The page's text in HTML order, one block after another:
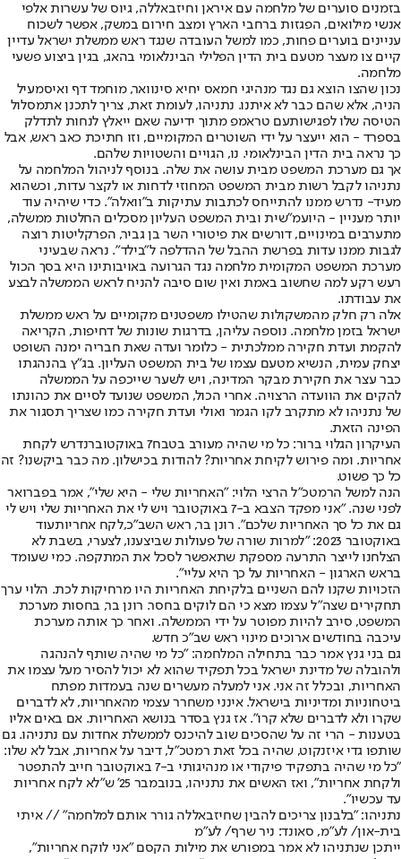
בזמנים סוערים של מלחמה עם איראן וחיזבאללה, גיוס של עשרות אלפי
אנשי מילואים, הפגזות ברחבי הארץ ומצב חירום במשק, אפשר לשכוח
עניינים בוערים פחות, כמו למשל העובדה שנגד ראש ממשלת ישראל עדיין
קיים צו מעצר מטעם בית הדין הפלילי הבינלאומי בהאג, בגין ביצוע פשעי
מלחמה.
נכון שהצו הוצא גם נגד מנהיגי חמאס יחיא סינוואר, מוחמד דף ואיסמעיל
הניה, אלא שהם כבר לא איתנו. נתניהו, לעומת זאת, צריך לתכנן אתמסלול
הטיסה שלו לפגישותעם טראמפ מתוך ידיעה שאם ייאלץ לנחות לתדלק
בספרד - הוא ייעצר על ידי השוטרים המקומיים, וזו חתיכת כאב ראש, אבל
כך נראה בית הדין הבינלאומי. נו, הגויים והשטויות שלהם.
אך גם מערכת המשפט מבית עושה את שלה. בנוסף לניהול המלחמה על
נתניהו לקבל רשות מבית המשפט המחוזי לדחות או לקצר עדות, וכשהוא
מעיד- נדרש ממנו להתייחס לכתבות עתיקות ב"וואלה". כדי שיהיה עוד
יותר מעניין - היועמ"שית ובית המשפט העליון מסכלים החלטות ממשלה,
מתערבים במינויים, דורשים את פיטורי השר בן גביר, הפרקליטות רוצה
לגבות ממנו עדות בפרשת ההבל של ההדלפה ל"בילד". נראה שבעיני
מערכת המשפט המקומית מלחמה נגד הגרועה באויבותינו היא בסך הכול
רעש רקע למה שחשוב באמת ואין שום סיבה להניח לראש הממשלה לבצע
את עבודתו.
אלה רק חלק מהמשקולות שהטילו משפטנים מקומיים על ראש ממשלת
ישראל בזמן מלחמה. נוספה עליהן, בדרגות שונות של דחיפות, הקריאה
להקמת ועדת חקירה ממלכתית - כלומר ועדה שאת חבריה ימנה השופט
יצחק עמית, הנשיא מטעם עצמו של בית המשפט העליון. בג"ץ בהנהגתו
כבר עצר את חקירת מבקר המדינה, ויש לשער שייכפה על הממשלה
להקים את הוועדה הרצויה. אחרי הכול, המשפט שנועד לסיים את כהונתו
של נתניהו לא מתקרב לקו הגמר ואולי ועדת חקירה כמו שצריך תסגור את
הפינה הזאת.
העיקרון הגלוי ברור: כל מי שהיה מעורב בטבח7 באוקטובר
נדרש לקחת
אחריות. ומה פירוש לקיחת אחריות? להודות בכישלון. מה כבר ביקשנו? זה
כל כך פשוט.
הנה למשל הרמטכ"ל הרצי הלוי: "האחריות שלי - היא שלי", אמר בפברואר
לפני שנה. "אני מפקד הצבא ב-7 באוקטובר ויש לי את האחריות שלי ויש לי
גם את כל סך האחריות שלכם". רונן בר, ראש השב"כ,לקח אחריותעוד
באוקטובר 2023: "למרות שורה של פעולות שביצענו, לצערי, בשבת לא
הצלחנו לייצר התרעה מספקת שתאפשר לסכל את המתקפה. כמי שעומד
בראש הארגון - האחריות על כך היא עליי".
הזכויות שקנו להם השניים בלקיחת האחריות היו מרחיקות לכת. הלוי ערך
תחקירים שצה"ל עצמו מצא כי הם לוקים בחסר. רונן בר, בחסות מערכת
המשפט, סירב להיות מפוטר על ידי הממשלה. ואחר כך אותה מערכת
עיכבה בחודשים ארוכים מינוי ראש שב"כ חדש.
גם בני גנץ אמר כבר בתחילה המלחמה: "כל מי שהיה שותף להנהגה
ולהובלה של מדינת ישראל בכל תפקיד שהוא לא יכול להסיר מעל עצמו את
האחריות, ובכלל זה אני. אני למעלה מעשרים שנה בעמדות מפתח
ביטחוניות ומדיניות בישראל. אינני משחרר עצמי מהאחריות, לא לדברים
שקרו ולא לדברים שלא קרו". אז גנץ בסדר בנושא האחריות. אם באים אליו
בטענות - הרי זה על שהסכים שוב להיכנס לממשלת אחדות עם נתניהו. גם
שותפו גדי איזנקוט, שהיה בכל זאת רמטכ"ל, דיבר על אחריות, אבל לא שלו:
"כל מי שהיה בתפקיד פיקודי או מנהיגותי ב-7 באוקטובר חייב להתפטר
ולקחת אחריות", ואז האשים את נתניהו, בנובמבר 25' ש"לא לקח אחריות
עד עכשיו".
נתניהו: "בלבנון צריכים להבין שחיזבאללה גורר אותם למלחמה" // איתי
בית-און/ לע״מ, סאונד: ניר שרף/ לע״מ
ייתכן שנתניהו לא אמר במפורש את מילות הקסם "אני לוקח אחריות",